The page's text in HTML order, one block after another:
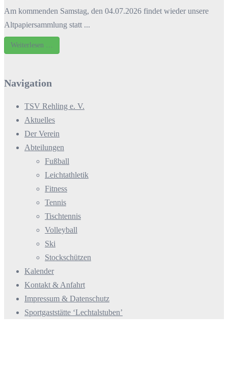
Am kommenden Samstag, den 04.07.2026 findet wieder unsere
Altpapiersammlung statt ...
Weiterlesen …
Navigation
TSV Rehling e. V.
Aktuelles
Der Verein
Abteilungen
Fußball
Leichtathletik
Fitness
Tennis
Tischtennis
Volleyball
Ski
Stockschützen
Kalender
Kontakt & Anfahrt
Impressum & Datenschutz
Sportgaststätte ‘Lechtalstuben’